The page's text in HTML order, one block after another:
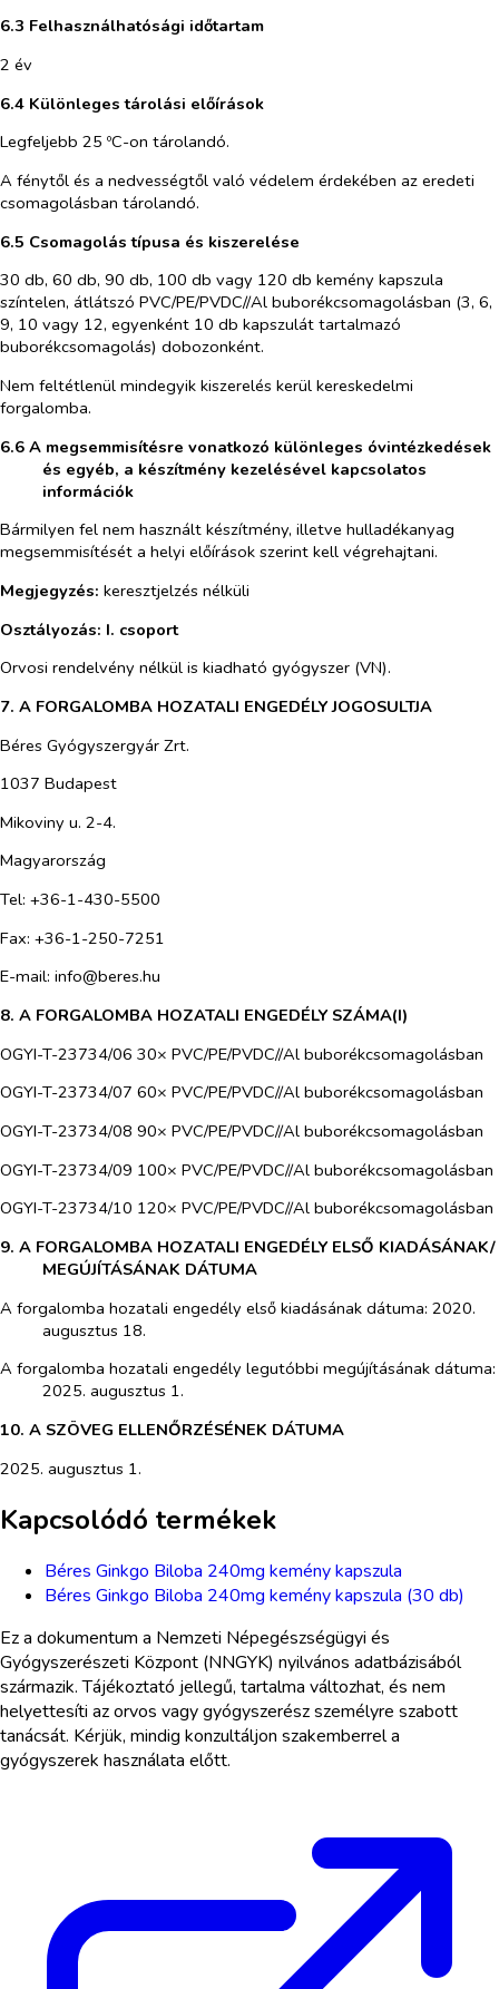
6.3 Felhasználhatósági időtartam
2 év
6.4 Különleges tárolási előírások
Legfeljebb 25 ºC-on tárolandó.
A fénytől és a nedvességtől való védelem érdekében az eredeti
csomagolásban tárolandó.
6.5 Csomagolás típusa és kiszerelése
30 db, 60 db, 90 db, 100 db vagy 120 db kemény kapszula
színtelen, átlátszó PVC/PE/PVDC//Al buborékcsomagolásban (3, 6,
9, 10 vagy 12, egyenként 10 db kapszulát tartalmazó
buborékcsomagolás) dobozonként.
Nem feltétlenül mindegyik kiszerelés kerül kereskedelmi
forgalomba.
6.6 A megsemmisítésre vonatkozó különleges óvintézkedések
és egyéb, a készítmény kezelésével kapcsolatos
információk
Bármilyen fel nem használt készítmény, illetve hulladékanyag
megsemmisítését a helyi előírások szerint kell végrehajtani.
Megjegyzés: keresztjelzés nélküli
Osztályozás: I. csoport
Orvosi rendelvény nélkül is kiadható gyógyszer (VN).
7. A FORGALOMBA HOZATALI ENGEDÉLY JOGOSULTJA
Béres Gyógyszergyár Zrt.
1037 Budapest
Mikoviny u. 2-4.
Magyarország
Tel: +36-1-430-5500
Fax: +36-1-250-7251
E-mail: info@beres.hu
8. A FORGALOMBA HOZATALI ENGEDÉLY SZÁMA(I)
OGYI-T-23734/06 30× PVC/PE/PVDC//Al buborékcsomagolásban
OGYI-T-23734/07 60× PVC/PE/PVDC//Al buborékcsomagolásban
OGYI-T-23734/08 90× PVC/PE/PVDC//Al buborékcsomagolásban
OGYI-T-23734/09 100× PVC/PE/PVDC//Al buborékcsomagolásban
OGYI-T-23734/10 120× PVC/PE/PVDC//Al buborékcsomagolásban
9. A FORGALOMBA HOZATALI ENGEDÉLY ELSŐ KIADÁSÁNAK/
MEGÚJÍTÁSÁNAK DÁTUMA
A forgalomba hozatali engedély első kiadásának dátuma: 2020.
augusztus 18.
A forgalomba hozatali engedély legutóbbi megújításának dátuma:
2025. augusztus 1.
10. A SZÖVEG ELLENŐRZÉSÉNEK DÁTUMA
2025. augusztus 1.
Kapcsolódó termékek
Béres Ginkgo Biloba 240mg kemény kapszula
Béres Ginkgo Biloba 240mg kemény kapszula (30 db)
Ez a dokumentum a Nemzeti Népegészségügyi és
Gyógyszerészeti Központ (NNGYK) nyilvános adatbázisából
származik. Tájékoztató jellegű, tartalma változhat, és nem
helyettesíti az orvos vagy gyógyszerész személyre szabott
tanácsát. Kérjük, mindig konzultáljon szakemberrel a
gyógyszerek használata előtt.